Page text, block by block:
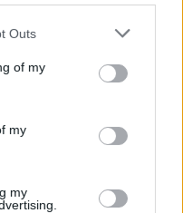
one or more Google
You may click to
its third-party tags to
in below Google
Outs
of my
my
my
kizáratná